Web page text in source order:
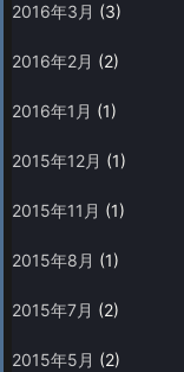
2016年3月 (3)
2016年2月 (2)
2016年1月 (1)
2015年12月 (1)
2015年11月 (1)
2015年8月 (1)
2015年7月 (2)
2015年5月 (2)